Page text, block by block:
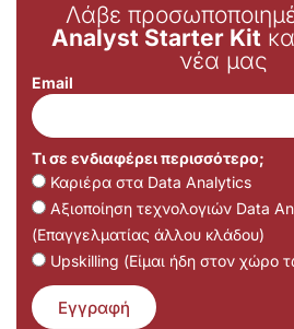
Λάβε
Analyst Starter Kit
νέα μας
Email
Τι σε ενδιαφέρει περισσότερο;
Καριέρα στα Data Analytics
Αξιοποίηση τεχνολογιών Data
(Επαγγελματίας άλλου κλάδου)
Upskilling (Είμαι ήδη στον χώρο
Εγγραφή